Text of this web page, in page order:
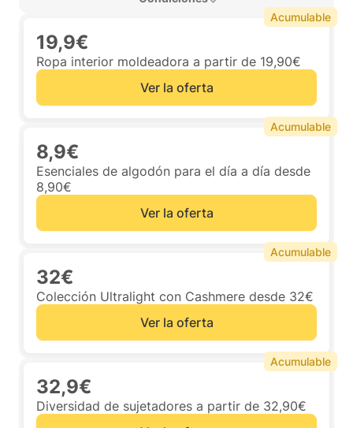
19,9€
Ropa interior moldeadora a partir de 19,90€
Ver la oferta
Acumulable
8,9€
Esenciales de algodón para el día a día desde
8,90€
Ver la oferta
Acumulable
32€
Colección Ultralight con Cashmere desde 32€
Ver la oferta
Acumulable
32,9€
Diversidad de sujetadores a partir de 32,90€
Acumulable